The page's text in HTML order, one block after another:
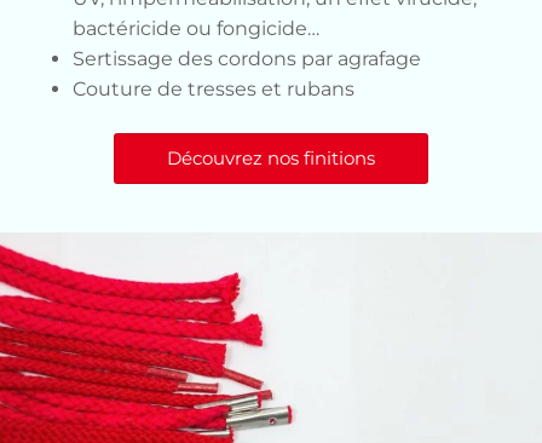
bactéricide ou fongicide…
Sertissage des cordons par agrafage
Couture de tresses et rubans
Découvrez nos finitions